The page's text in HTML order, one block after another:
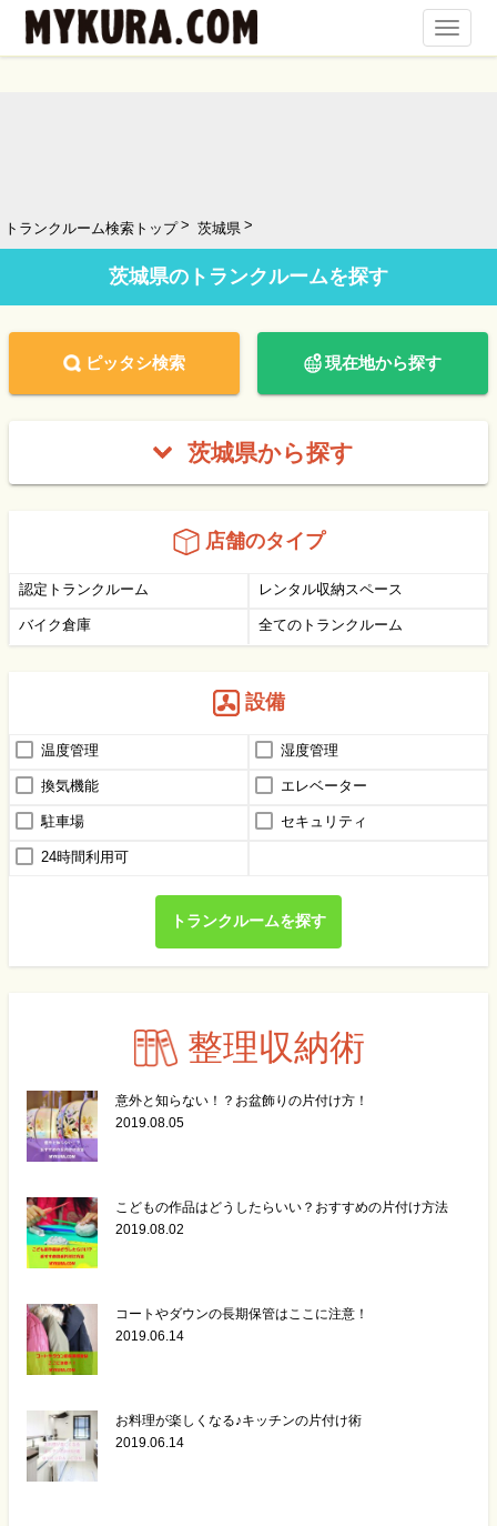
トランクルーム検索トップ 茨城県
茨城県のトランクルームを探す
ピッタシ検索 現在地から探す
茨城県から探す
店舗のタイプ
認定トランクルーム レンタル収納スペース
バイク倉庫 全てのトランクルーム
設備
温度管理 湿度管理
換気機能 エレベーター
駐車場 セキュリティ
24時間利用可
トランクルームを探す
整理収納術
意外と知らない！？お盆飾りの片付け方！
2019.08.05
こどもの作品はどうしたらいい？おすすめの片付け方法
2019.08.02
コートやダウンの長期保管はここに注意！
2019.06.14
お料理が楽しくなる♪キッチンの片付け術
2019.06.14